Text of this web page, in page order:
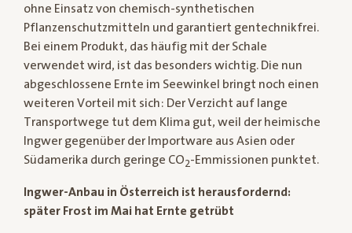
ohne Einsatz von chemisch-synthetischen
Pflanzenschutzmitteln und garantiert gentechnikfrei.
Bei einem Produkt, das häufig mit der Schale
verwendet wird, ist das besonders wichtig. Die nun
abgeschlossene Ernte im Seewinkel bringt noch einen
weiteren Vorteil mit sich: Der Verzicht auf lange
Transportwege tut dem Klima gut, weil der heimische
Ingwer gegenüber der Importware aus Asien oder
Südamerika durch geringe CO2-Emmissionen punktet.
Ingwer-Anbau in Österreich ist herausfordernd:
später Frost im Mai hat Ernte getrübt